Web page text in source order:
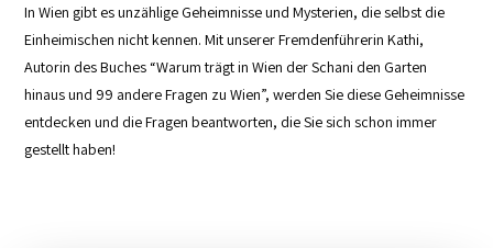
In Wien gibt es unzählige Geheimnisse und Mysterien, die selbst die
Einheimischen nicht kennen. Mit unserer Fremdenführerin Kathi,
Autorin des Buches “Warum trägt in Wien der Schani den Garten
hinaus und 99 andere Fragen zu Wien”, werden Sie diese Geheimnisse
entdecken und die Fragen beantworten, die Sie sich schon immer
gestellt haben!